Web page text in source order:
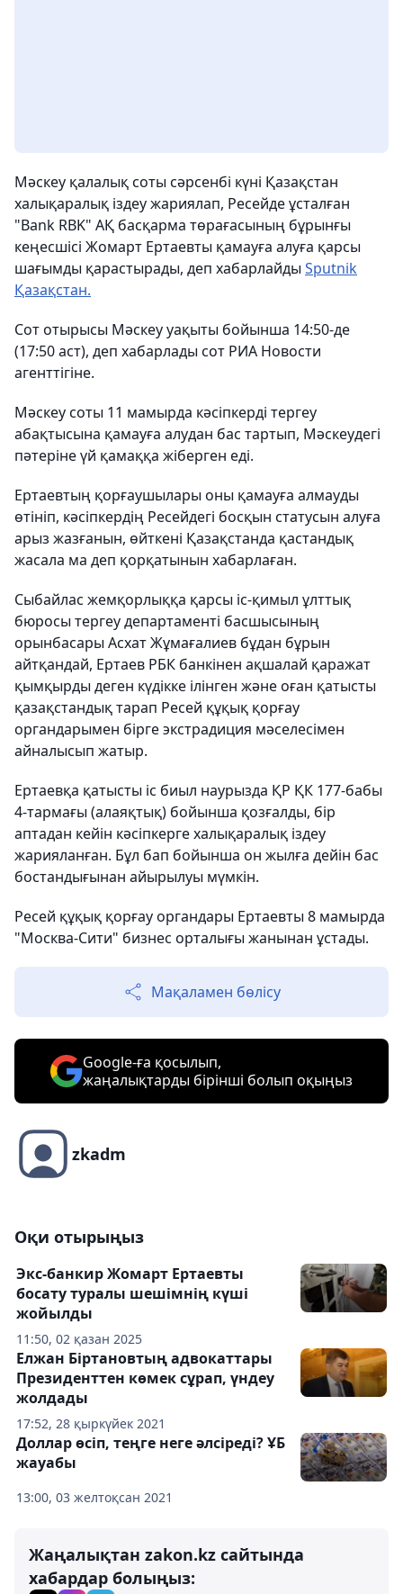
Мәскеу қалалық соты сәрсенбі күні Қазақстан
халықаралық іздеу жариялап, Ресейде ұсталған
"Bank RBK" АҚ басқарма төрағасының бұрынғы
кеңесшісі Жомарт Ертаевты қамауға алуға қарсы
шағымды қарастырады, деп хабарлайды Sputnik
Қазақстан.
Сот отырысы Мәскеу уақыты бойынша 14:50-де
(17:50 аст), деп хабарлады сот РИА Новости
агенттігіне.
Мәскеу соты 11 мамырда кәсіпкерді тергеу
абақтысына қамауға алудан бас тартып, Мәскеудегі
пәтеріне үй қамаққа жіберген еді.
Ертаевтың қорғаушылары оны қамауға алмауды
өтініп, кәсіпкердің Ресейдегі босқын статусын алуға
арыз жазғанын, өйткені Қазақстанда қастандық
жасала ма деп қорқатынын хабарлаған.
Сыбайлас жемқорлыққа қарсы іс-қимыл ұлттық
бюросы тергеу департаменті басшысының
орынбасары Асхат Жұмағалиев бұдан бұрын
айтқандай, Ертаев РБК банкінен ақшалай қаражат
қымқырды деген күдікке ілінген және оған қатысты
қазақстандық тарап Ресей құқық қорғау
органдарымен бірге экстрадиция мәселесімен
айналысып жатыр.
Ертаевқа қатысты іс биыл наурызда ҚР ҚК 177-бабы
4-тармағы (алаяқтық) бойынша қозғалды, бір
аптадан кейін кәсіпкерге халықаралық іздеу
жарияланған. Бұл бап бойынша он жылға дейін бас
бостандығынан айырылуы мүмкін.
Ресей құқық қорғау органдары Ертаевты 8 мамырда
"Москва-Сити" бизнес орталығы жанынан ұстады.
Мақаламен бөлісу
Google-ға қосылып,
жаңалықтарды бірінші болып оқыңыз
zkadm
Оқи отырыңыз
11:50, 02 қазан 2025
Экс-банкир Жомарт Ертаевты
босату туралы шешімнің күші
жойылды
17:52, 28 қыркүйек 2021
Елжан Біртановтың адвокаттары
Президенттен көмек сұрап, үндеу
жолдады
13:00, 03 желтоқсан 2021
Доллар өсіп, теңге неге әлсіреді? ҰБ
жауабы
Жаңалықтан zakon.kz сайтында
хабардар болыңыз: